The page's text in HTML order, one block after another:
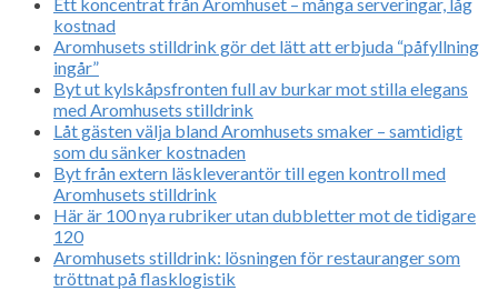
kostnad
Aromhusets stilldrink gör det lätt att erbjuda “påfyllning
ingår”
Byt ut kylskåpsfronten full av burkar mot stilla elegans
med Aromhusets stilldrink
Låt gästen välja bland Aromhusets smaker – samtidigt
som du sänker kostnaden
Byt från extern läskleverantör till egen kontroll med
Aromhusets stilldrink
Här är 100 nya rubriker utan dubbletter mot de tidigare
120
Aromhusets stilldrink: lösningen för restauranger som
tröttnat på flasklogistik